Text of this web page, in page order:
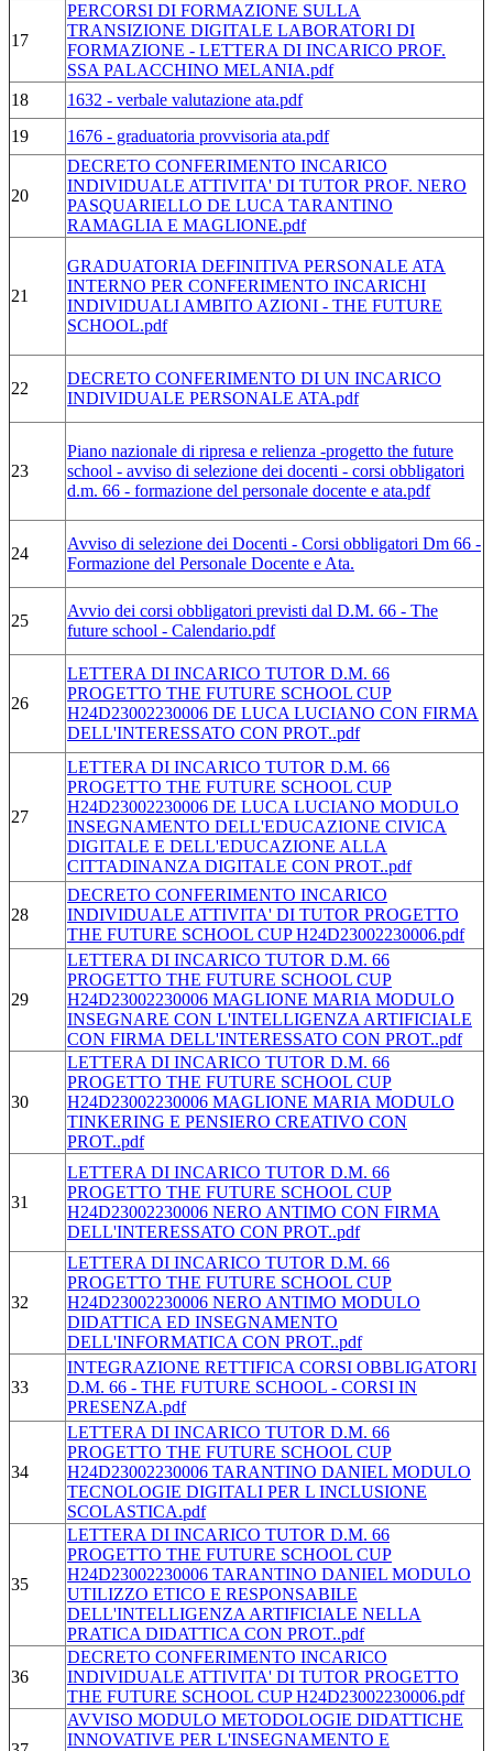
17
PERCORSI DI FORMAZIONE SULLA
TRANSIZIONE DIGITALE LABORATORI DI
FORMAZIONE - LETTERA DI INCARICO PROF.
SSA PALACCHINO MELANIA.pdf
18
1632 - verbale valutazione ata.pdf
19
1676 - graduatoria provvisoria ata.pdf
20
DECRETO CONFERIMENTO INCARICO
INDIVIDUALE ATTIVITA' DI TUTOR PROF. NERO
PASQUARIELLO DE LUCA TARANTINO
RAMAGLIA E MAGLIONE.pdf
21
GRADUATORIA DEFINITIVA PERSONALE ATA
INTERNO PER CONFERIMENTO INCARICHI
INDIVIDUALI AMBITO AZIONI - THE FUTURE
SCHOOL.pdf
22
DECRETO CONFERIMENTO DI UN INCARICO
INDIVIDUALE PERSONALE ATA.pdf
23
Piano nazionale di ripresa e relienza -progetto the future
school - avviso di selezione dei docenti - corsi obbligatori
d.m. 66 - formazione del personale docente e ata.pdf
24
Avviso di selezione dei Docenti - Corsi obbligatori Dm 66 -
Formazione del Personale Docente e Ata.
25
Avvio dei corsi obbligatori previsti dal D.M. 66 - The
future school - Calendario.pdf
26
LETTERA DI INCARICO TUTOR D.M. 66
PROGETTO THE FUTURE SCHOOL CUP
H24D23002230006 DE LUCA LUCIANO CON FIRMA
DELL'INTERESSATO CON PROT..pdf
27
LETTERA DI INCARICO TUTOR D.M. 66
PROGETTO THE FUTURE SCHOOL CUP
H24D23002230006 DE LUCA LUCIANO MODULO
INSEGNAMENTO DELL'EDUCAZIONE CIVICA
DIGITALE E DELL'EDUCAZIONE ALLA
CITTADINANZA DIGITALE CON PROT..pdf
28
DECRETO CONFERIMENTO INCARICO
INDIVIDUALE ATTIVITA' DI TUTOR PROGETTO
THE FUTURE SCHOOL CUP H24D23002230006.pdf
29
LETTERA DI INCARICO TUTOR D.M. 66
PROGETTO THE FUTURE SCHOOL CUP
H24D23002230006 MAGLIONE MARIA MODULO
INSEGNARE CON L'INTELLIGENZA ARTIFICIALE
CON FIRMA DELL'INTERESSATO CON PROT..pdf
30
LETTERA DI INCARICO TUTOR D.M. 66
PROGETTO THE FUTURE SCHOOL CUP
H24D23002230006 MAGLIONE MARIA MODULO
TINKERING E PENSIERO CREATIVO CON
PROT..pdf
31
LETTERA DI INCARICO TUTOR D.M. 66
PROGETTO THE FUTURE SCHOOL CUP
H24D23002230006 NERO ANTIMO CON FIRMA
DELL'INTERESSATO CON PROT..pdf
32
LETTERA DI INCARICO TUTOR D.M. 66
PROGETTO THE FUTURE SCHOOL CUP
H24D23002230006 NERO ANTIMO MODULO
DIDATTICA ED INSEGNAMENTO
DELL'INFORMATICA CON PROT..pdf
33
INTEGRAZIONE RETTIFICA CORSI OBBLIGATORI
D.M. 66 - THE FUTURE SCHOOL - CORSI IN
PRESENZA.pdf
34
LETTERA DI INCARICO TUTOR D.M. 66
PROGETTO THE FUTURE SCHOOL CUP
H24D23002230006 TARANTINO DANIEL MODULO
TECNOLOGIE DIGITALI PER L INCLUSIONE
SCOLASTICA.pdf
35
LETTERA DI INCARICO TUTOR D.M. 66
PROGETTO THE FUTURE SCHOOL CUP
H24D23002230006 TARANTINO DANIEL MODULO
UTILIZZO ETICO E RESPONSABILE
DELL'INTELLIGENZA ARTIFICIALE NELLA
PRATICA DIDATTICA CON PROT..pdf
36
DECRETO CONFERIMENTO INCARICO
INDIVIDUALE ATTIVITA' DI TUTOR PROGETTO
THE FUTURE SCHOOL CUP H24D23002230006.pdf
AVVISO MODULO METODOLOGIE DIDATTICHE
INNOVATIVE PER L'INSEGNAMENTO E